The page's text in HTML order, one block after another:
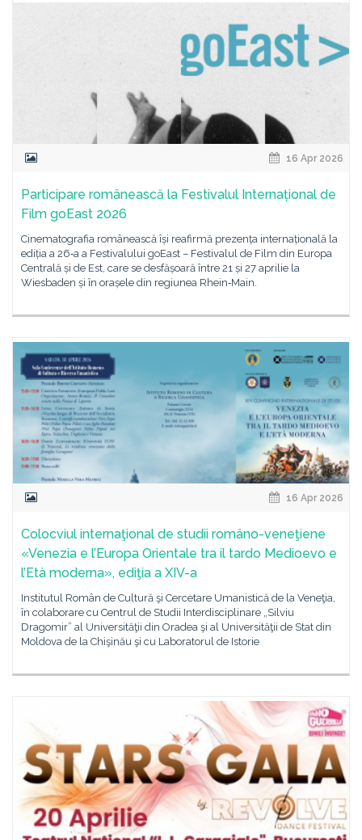
16 Apr 2026
Participare românească la Festivalul Internațional de
Film goEast 2026
Cinematografia românească își reafirmă prezența internațională la
ediția a 26‑a a Festivalului goEast – Festivalul de Film din Europa
Centrală și de Est, care se desfășoară între 21 și 27 aprilie la
Wiesbaden și în orașele din regiunea Rhein‑Main.
16 Apr 2026
Colocviul internaţional de studii româno-veneţiene
«Venezia e l’Europa Orientale tra il tardo Medioevo e
l’Età moderna», ediţia a XIV-a
Institutul Român de Cultură şi Cercetare Umanistică de la Veneţia,
în colaborare cu Centrul de Studii Interdisciplinare „Silviu
Dragomir” al Universităţii din Oradea şi al Universităţii de Stat din
Moldova de la Chişinău şi cu Laboratorul de Istorie